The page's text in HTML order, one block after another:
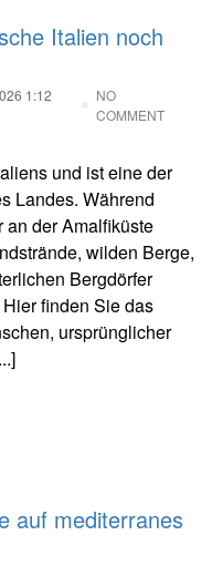
Italien noch
1:12
NO
COMMENT
und ist eine der
Landes. Während
an der Amalfiküste
wilden Berge,
Bergdörfer
finden Sie das
ursprünglicher
auf mediterranes